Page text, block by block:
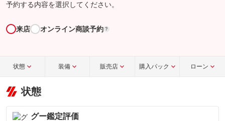
予約する内容を選択してください。
来店 オンライン商談予約 ?
状態 装備 販売店 購入パック ローン
状態
グー鑑定評価